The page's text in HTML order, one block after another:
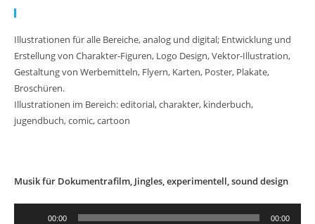
Illustrationen für alle Bereiche, analog und digital; Entwicklung und
Erstellung von Charakter-Figuren, Logo Design, Vektor-Illustration,
Gestaltung von Werbemitteln, Flyern, Karten, Poster, Plakate,
Broschüren.
Illustrationen im Bereich: editorial, charakter, kinderbuch,
jugendbuch, comic, cartoon
Musik für Dokumentrafilm, Jingles, experimentell, sound design
00:00 00:00